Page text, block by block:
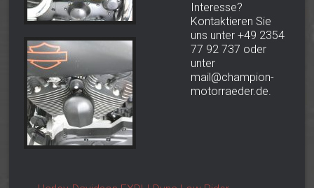
Interesse?
Kontaktieren Sie
uns unter +49 2354
77 92 737 oder
unter
mail@champion-
motorraeder.de.